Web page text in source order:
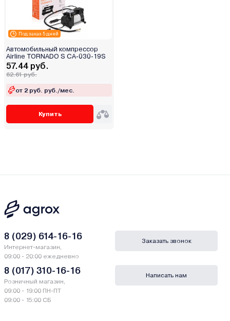
Под заказ 5 дней
Автомобильный компрессор
Airline TORNADO S CA-030-19S
57.44 руб.
62.61 руб.
от 2 руб. руб./мес.
Купить
8 (029) 614-16-16
Интернет-магазин,
09:00 - 20:00 ежедневно
8 (017) 310-16-16
Розничный магазин,
09:00 - 19:00 ПН-ПТ
09:00 - 15:00 СБ
Заказать звонок
Написать нам